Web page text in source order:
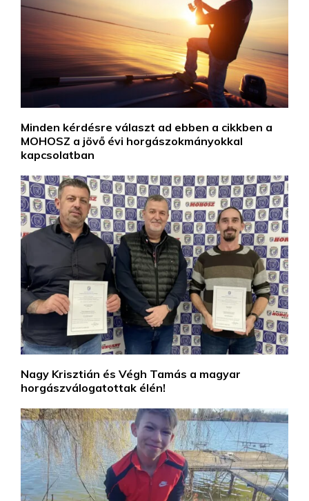
Minden kérdésre választ ad ebben a cikkben a
MOHOSZ a jövő évi horgászokmányokkal
kapcsolatban
Nagy Krisztián és Végh Tamás a magyar
horgászválogatottak élén!